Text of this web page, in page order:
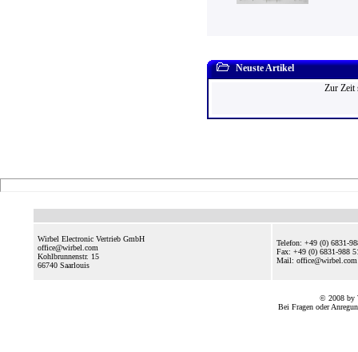
Neuste Artikel
Zur Zeit
Wirbel Electronic Vertrieb GmbH
office@wirbel.com
Kohlbrunnenstr. 15
66740 Saarlouis
Telefon: +49 (0) 6831-
Fax: +49 (0) 6831-988
Mail:
© 2008 by
Bei Fragen oder